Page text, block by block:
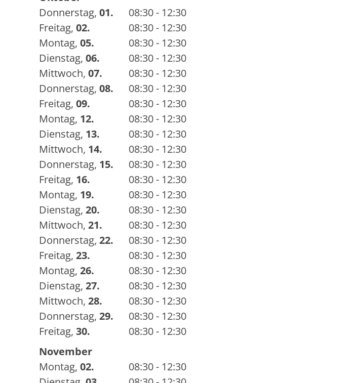
Donnerstag, 01.
08:30 - 12:30
Freitag, 02.
08:30 - 12:30
Montag, 05.
08:30 - 12:30
Dienstag, 06.
08:30 - 12:30
Mittwoch, 07.
08:30 - 12:30
Donnerstag, 08.
08:30 - 12:30
Freitag, 09.
08:30 - 12:30
Montag, 12.
08:30 - 12:30
Dienstag, 13.
08:30 - 12:30
Mittwoch, 14.
08:30 - 12:30
Donnerstag, 15.
08:30 - 12:30
Freitag, 16.
08:30 - 12:30
Montag, 19.
08:30 - 12:30
Dienstag, 20.
08:30 - 12:30
Mittwoch, 21.
08:30 - 12:30
Donnerstag, 22.
08:30 - 12:30
Freitag, 23.
08:30 - 12:30
Montag, 26.
08:30 - 12:30
Dienstag, 27.
08:30 - 12:30
Mittwoch, 28.
08:30 - 12:30
Donnerstag, 29.
08:30 - 12:30
Freitag, 30.
08:30 - 12:30
November
Montag, 02.
08:30 - 12:30